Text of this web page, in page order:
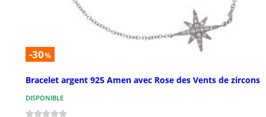
-30%
Bracelet argent 925 Amen avec Rose des Vents de zircons
DISPONIBLE